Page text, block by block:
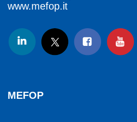
www.mefop.it
MEFOP